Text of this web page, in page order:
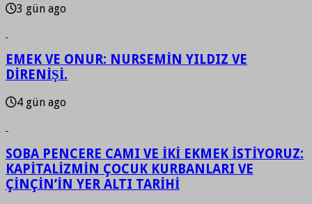
3 gün ago
EMEK VE ONUR: NURSEMİN YILDIZ VE
DİRENİŞİ.
4 gün ago
SOBA PENCERE CAMI VE İKİ EKMEK İSTİYORUZ:
KAPİTALİZMİN ÇOCUK KURBANLARI VE
ÇİNÇİN’İN YER ALTI TARİHİ